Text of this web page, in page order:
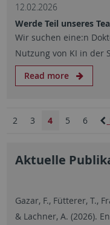
12.02.2026
Werde Teil unseres
Wir suchen eine:n
Nutzung von KI in der
Read more
2 3 4 5 6
Aktuelle
Gazar, F., Fütterer, T.,
& Lachner, A. (2026).